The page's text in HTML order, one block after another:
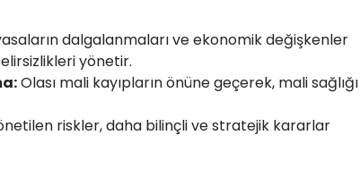
dalgalanmaları ve ekonomik değişkenler
yönetir.
Olası mali kayıpların önüne geçerek, mali sağlığı
riskler, daha bilinçli ve stratejik kararlar